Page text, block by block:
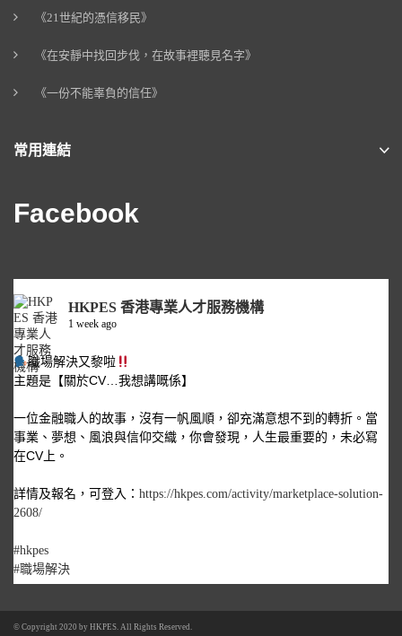
《21世紀的憑信移民》
《在安靜中找回步伐，在故事裡聽見名字》
《一份不能辜負的信任》
常用連結
Facebook
HKPES 香港專業人才服務機構
1 week ago
職場解決又黎啦
主題是【關於CV…我想講嘅係】
一位金融職人的故事，沒有一帆風順，卻充滿意想不到的轉折。當
事業、夢想、風浪與信仰交織，你會發現，人生最重要的，未必寫
在CV上。
詳情及報名，可登入： https://hkpes.com/activity/marketplace-solution-
2608/
#hkpes
#職場解決
© Copyright 2020 by HKPES. All Rights Reserved.